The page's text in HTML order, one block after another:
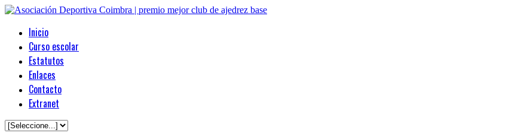
Inicio
Curso escolar
Estatutos
Enlaces
Contacto
Extranet